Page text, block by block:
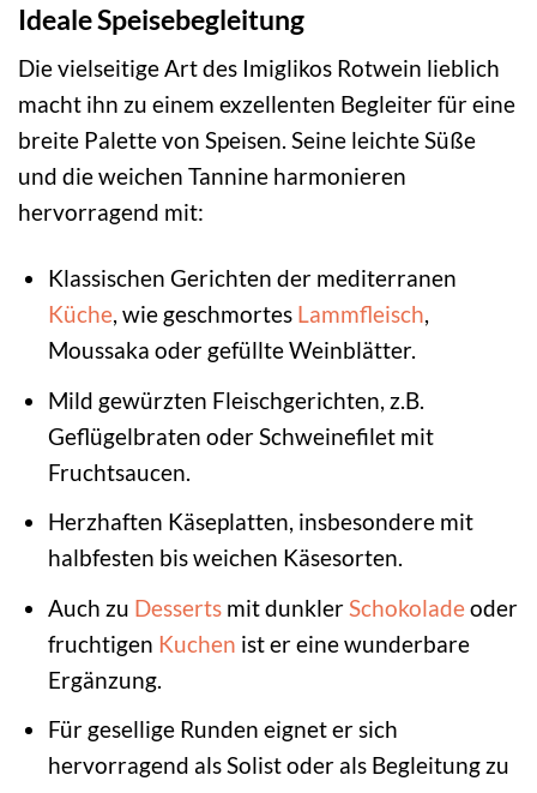
Ideale Speisebegleitung
Die vielseitige Art des Imiglikos Rotwein lieblich
macht ihn zu einem exzellenten Begleiter für eine
breite Palette von Speisen. Seine leichte Süße
und die weichen Tannine harmonieren
hervorragend mit:
Klassischen Gerichten der mediterranen
Küche, wie geschmortes Lammfleisch,
Moussaka oder gefüllte Weinblätter.
Mild gewürzten Fleischgerichten, z.B.
Geflügelbraten oder Schweinefilet mit
Fruchtsaucen.
Herzhaften Käseplatten, insbesondere mit
halbfesten bis weichen Käsesorten.
Auch zu Dessertsmit dunklerSchokoladeoder
fruchtigen Kuchen ist er eine wunderbare
Ergänzung.
Für gesellige Runden eignet er sich
hervorragend als Solist oder als Begleitung zu